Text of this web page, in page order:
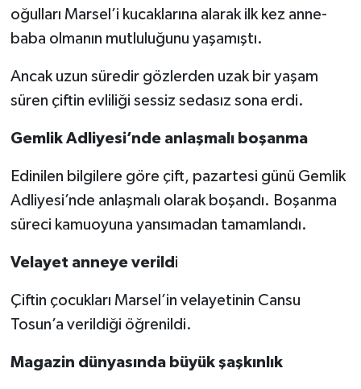
oğulları Marsel’i kucaklarına alarak ilk kez anne-
baba olmanın mutluluğunu yaşamıştı.
Ancak uzun süredir gözlerden uzak bir yaşam
süren çiftin evliliği sessiz sedasız sona erdi.
Gemlik Adliyesi’nde anlaşmalı boşanma
Edinilen bilgilere göre çift, pazartesi günü Gemlik
Adliyesi’nde anlaşmalı olarak boşandı. Boşanma
süreci kamuoyuna yansımadan tamamlandı.
Velayet anneye verild i
Çiftin çocukları Marsel’in velayetinin Cansu
Tosun’a verildiği öğrenildi.
Magazin dünyasında büyük şaşkınlık